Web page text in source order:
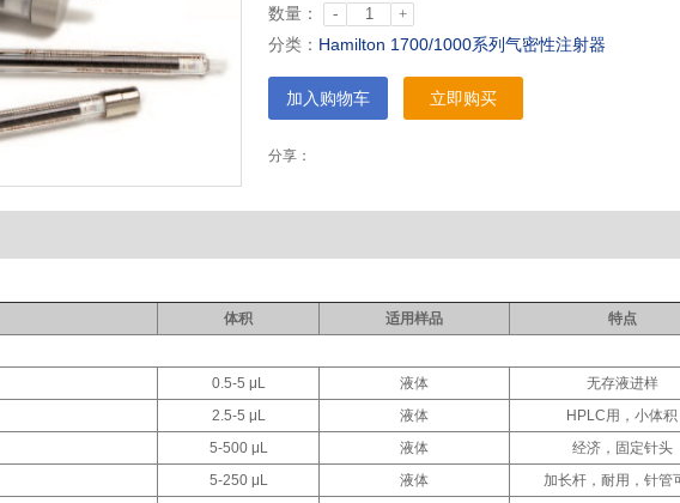
数量：
- +
分类： Hamilton 1700/1000系列气密性注射器
加入购物车 立即购买
分享：
体积 适用样品
特点
0.5-5 μL 液体
无存液进样
2.5-5 μL 液体
HPLC用，小体积
5-500 μL 液体
经济，固定针头
5-250 μL 液体
加长杆，耐用，针管